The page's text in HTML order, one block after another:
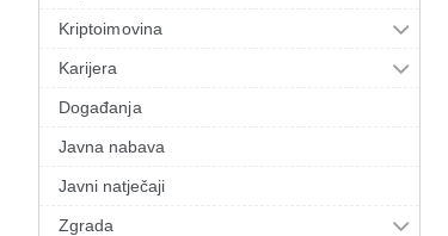
Kriptoimovina
Karijera
Događanja
Javna nabava
Javni natječaji
Zgrada